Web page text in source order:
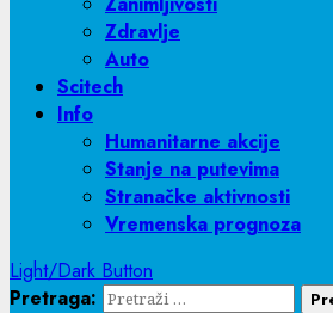
Zdravlje
Auto
Scitech
Info
Humanitarne akcije
Stanje na putevima
Stranačke aktivnosti
Vremenska prognoza
Light/Dark Button
Pretraga: